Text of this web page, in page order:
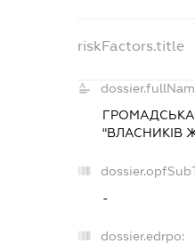
riskFactors.title
ГРОМАДСЬКА
"ВЛАСНИКІВ
-
dossier.edrpo: